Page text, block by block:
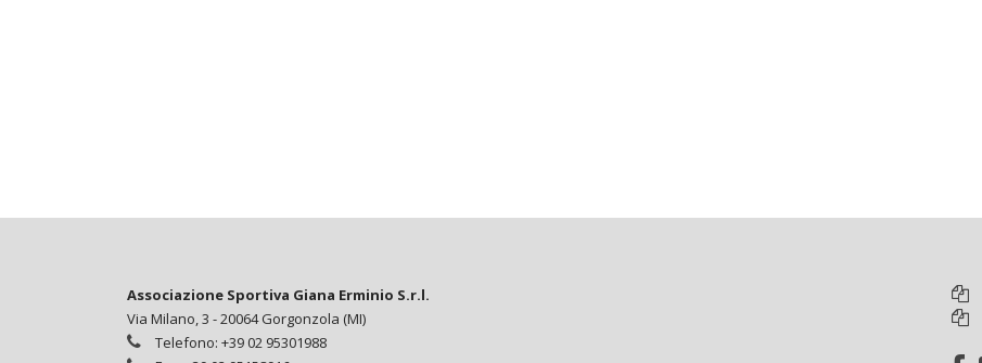
Associazione Sportiva Giana Erminio S.r.l.
Via Milano, 3 - 20064 Gorgonzola (MI)
Telefono: +39 02 95301988